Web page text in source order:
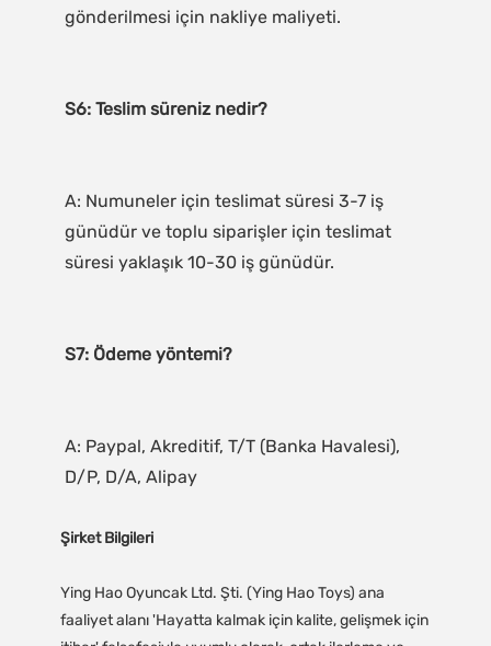
S6: Teslim süreniz nedir?
A: Numuneler için teslimat süresi 3-7 iş
günüdür ve toplu siparişler için teslimat
S7: Ödeme yöntemi?
A: Paypal, Akreditif, T/T (Banka Havalesi),
D/P, D/A, Alipay
Şirket Bilgileri
Ying Hao Oyuncak Ltd. Şti. (Ying Hao Toys) ana
faaliyet alanı 'Hayatta kalmak için kalite, gelişmek için